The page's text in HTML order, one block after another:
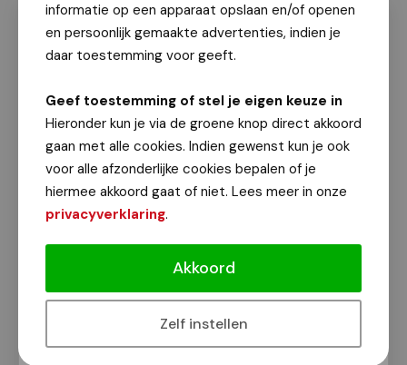
informatie op een apparaat opslaan en/of openen
en persoonlijk gemaakte advertenties, indien je
daar toestemming voor geeft.
Geef toestemming of stel je eigen keuze in
Hieronder kun je via de groene knop direct akkoord
gaan met alle cookies. Indien gewenst kun je ook
voor alle afzonderlijke cookies bepalen of je
hiermee akkoord gaat of niet. Lees meer in onze
privacyverklaring.
Akkoord
Zelf instellen
Middeleeuws genieten op Gebroeders
van Lymborchfestival
11 september 2022
De Nijmeegse gebroeders Van Lymborch
staan bekend als grondleggers van de
Nederlandse schilderkunst. Altijd al stond hun
werk en leven centraal in de activiteiten van
de stichting Maelwael Van Lymborch, die sinds
2005 het Gebroeders van Lymborch Festival
organiseert en sinds 2019 het Gebroeders van
Lymborch Huis openstelt voor